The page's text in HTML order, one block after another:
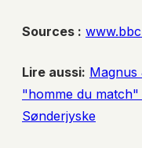
Sources :
Lire aussi: Magnus
"homme du match"
Sønderjyske